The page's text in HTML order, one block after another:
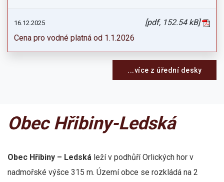
16.12.2025
[pdf, 152.54 kB]
Cena pro vodné platná od 1.1.2026
...více z úřední desky
Obec Hřibiny-Ledská
Obec Hřibiny – Ledská leží v podhůří Orlických hor v
nadmořské výšce 315 m. Území obce se rozkládá na 2